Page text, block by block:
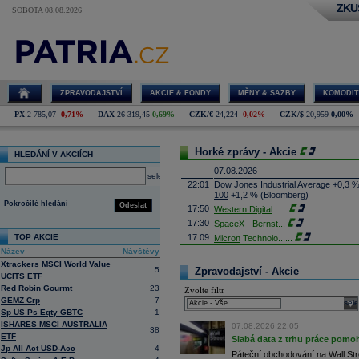
SOBOTA 08.08.2026
ZPRAVODAJSTVÍ AKCIE & FONDY MĚNY & SAZBY
PX 2 785,07 -0,71% DAX 26 319,45 0,69% CZK/€ 24,224 -0,02% CZK/$ 20,959 0,00%
HLEDÁNÍ V AKCIÍCH
select
Odeslat
Pokročilé hledání
TOP AKCIE
Název
Návštěvy
Xtrackers MSCI World Value
UCITS ETF
5
Red Robin Gourmt
23
GEMZ Crp
7
Sp US Ps Eqty GBTC
1
ISHARES MSCI AUSTRALIA
ETF
38
Jp All Act USD-Acc
4
Horké zprávy - Akcie
07.08.2026
22:01
Dow Jones Industrial Average +0,3
100 +1,2 % (Bloomberg)
17:50 Western Digital
17:30 SpaceX - Bernst
17:09 Micron Technolo
16:26
Objem obchodů s akciemi na
obchodů za poslední rok je 0,665
16:23 Zvýšení výroby balistických střel
nějakou dobu potrvá. Agentuře
Armin Papperger. Společná výroba
doplnit arzenál Spojeným státům,
(ČTK)
16:07 Conocophillips
Zpravodajství - Akcie
Zvolte filtr
07.08.2026 22:05
Slabá data z trhu práce
Páteční obchodování na Wall